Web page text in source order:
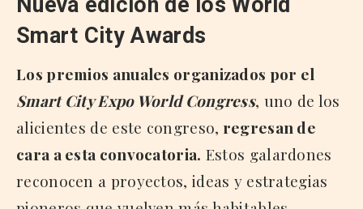
Smart City Awards
Los premios anuales organizados por el
Smart City Expo World Congress, uno de los
alicientes de este congreso, regresan de
cara a esta convocatoria. Estos galardones
reconocen a proyectos, ideas y estrategias